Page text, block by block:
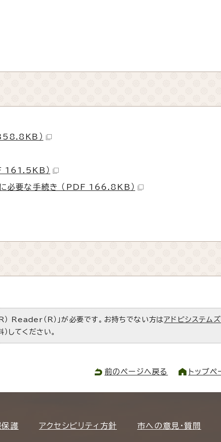
）
161.5KB）
必要な手続き （PDF 166.8KB）
Reader（R）」が必要です。お持ちでない方はアドビシステム
してください。
前のページへ戻る トップ
護 アクセシビリティ方針 市への意見・質問